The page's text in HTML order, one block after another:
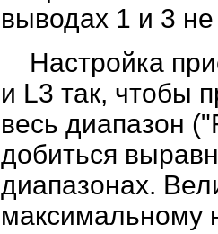
выводах 1 и 3
Настройка
и L3 так, чтобы
весь диапазон
добиться
диапазонах.
максимальному